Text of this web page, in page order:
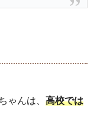
ゃんは、 高校では